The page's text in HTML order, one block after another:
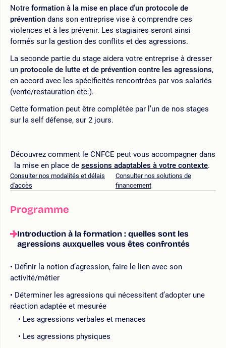
Notre formation à la mise en place d'un protocole de
prévention dans son entreprise vise à comprendre ces
violences et à les prévenir. Les stagiaires seront ainsi
formés sur la gestion des conflits et des agressions.
La seconde partie du stage aidera votre entreprise à dresser
un protocole de lutte et de prévention contre les agressions,
en accord avec les spécificités rencontrées par vos salariés
(vente/restauration etc.).
Cette formation peut être complétée par l’un de nos stages
sur la self défense, sur 2 jours.
Découvrez comment le CNFCE peut vous accompagner dans
la mise en place de sessions adaptables à votre contexte.
Consulter nos modalités et délais
d'accès
Consulter nos solutions de
financement
Programme
Introduction à la formation : quelles sont les
agressions auxquelles vous êtes confrontés
Définir la notion d’agression, faire le lien avec son
activité/métier
Déterminer les agressions qui nécessitent d’adopter une
réaction adaptée et mesurée
Les agressions verbales et menaces
Les agressions physiques